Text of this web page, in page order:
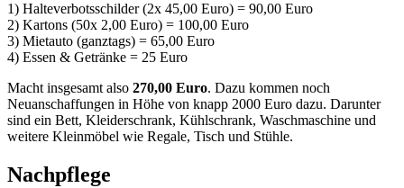
1) Halteverbotsschilder (2x 45,00 Euro) = 90,00 Euro
2) Kartons (50x 2,00 Euro) = 100,00 Euro
3) Mietauto (ganztags) = 65,00 Euro
4) Essen & Getränke = 25 Euro
Macht insgesamt also 270,00 Euro. Dazu kommen noch
Neuanschaffungen in Höhe von knapp 2000 Euro dazu. Darunter
sind ein Bett, Kleiderschrank, Kühlschrank, Waschmaschine und
weitere Kleinmöbel wie Regale, Tisch und Stühle.
Nachpflege